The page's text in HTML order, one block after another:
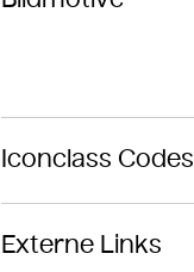
Iconclass Codes
Externe Links